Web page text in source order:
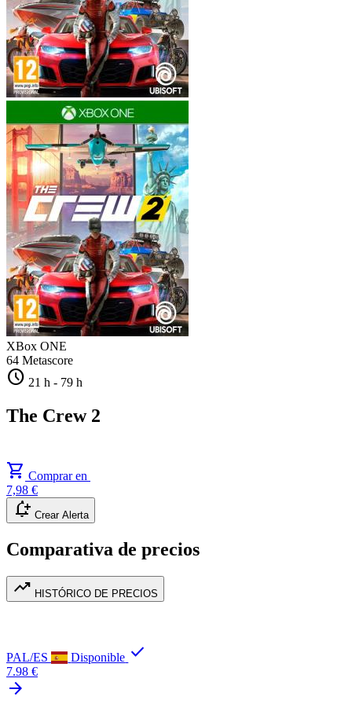
XBox ONE
64 Metascore
schedule 21 h - 79 h
The Crew 2
shopping_cart Comprar en
7,98 €
notification_add Crear Alerta
Comparativa de precios
trending_up HISTÓRICO DE PRECIOS
PAL/ES Disponible check
7.98 €
arrow_forward